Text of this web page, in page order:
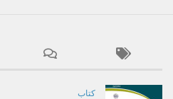
کتاب